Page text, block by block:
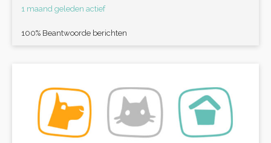
1 maand geleden actief
100% Beantwoorde berichten